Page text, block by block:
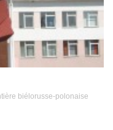
biélorusse-polonaise